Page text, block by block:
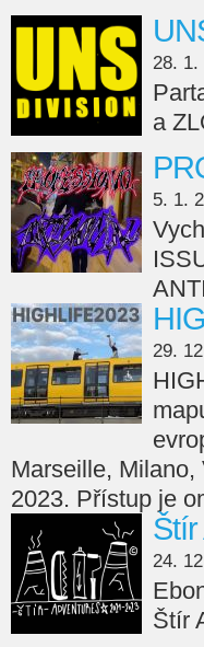
28. 1.
a
5. 1.
29.
Marseille,
2023. Přístup je
24.
Štír